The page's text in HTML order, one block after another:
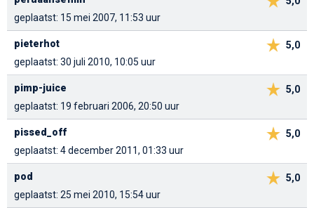
geplaatst: 15 mei 2007, 11:53 uur
5,0
pieterhot
geplaatst: 30 juli 2010, 10:05 uur
5,0
pimp-juice
geplaatst: 19 februari 2006, 20:50 uur
5,0
pissed_off
geplaatst: 4 december 2011, 01:33 uur
5,0
pod
geplaatst: 25 mei 2010, 15:54 uur